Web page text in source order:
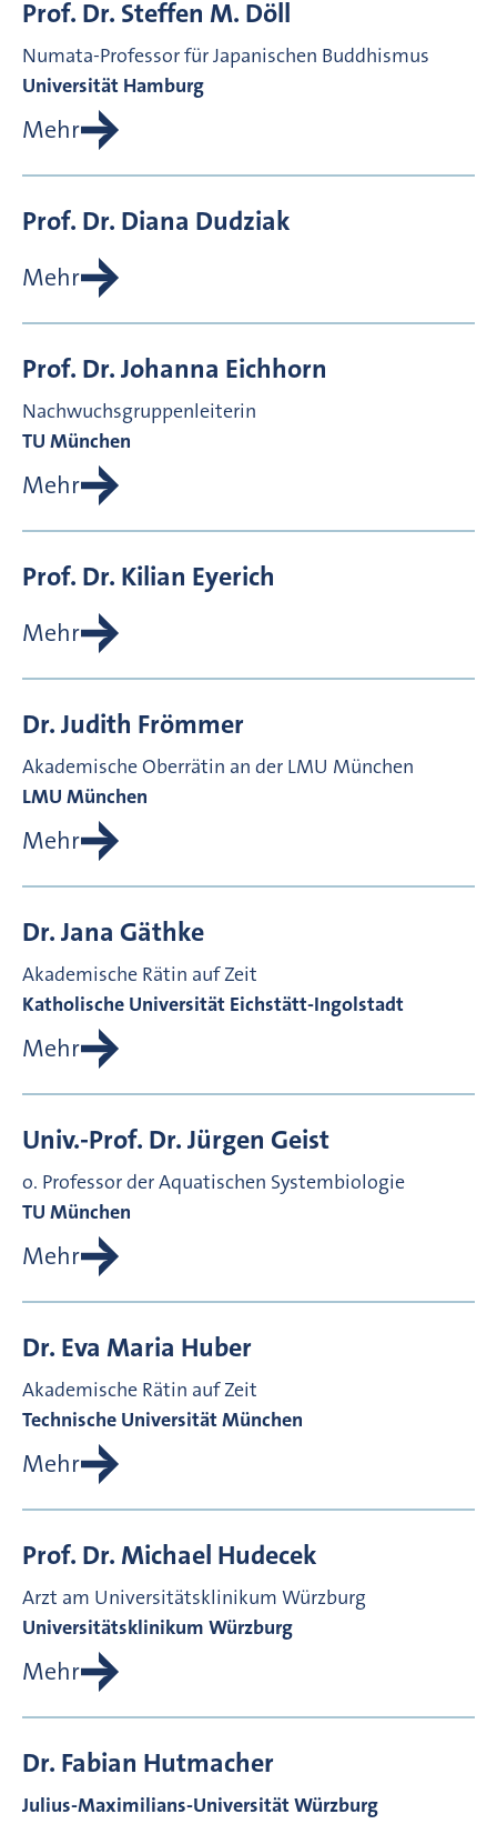
Prof. Dr. Steffen M. Döll
Numata-Professor für Japanischen Buddhismus
Universität Hamburg
Mehr
Prof. Dr. Diana Dudziak
Mehr
Prof. Dr.Johanna Eichhorn
Nachwuchsgruppenleiterin
TU München
Mehr
Prof. Dr. Kilian Eyerich
Mehr
Dr.Judith Frömmer
Akademische Oberrätin an der LMU München
LMU München
Mehr
Dr.Jana Gäthke
Akademische Rätin auf Zeit
Katholische Universität Eichstätt-Ingolstadt
Mehr
Univ.-Prof. Dr.Jürgen Geist
o. Professor der Aquatischen Systembiologie
TU München
Mehr
Dr. Eva Maria Huber
Akademische Rätin auf Zeit
Technische Universität München
Mehr
Prof. Dr.Michael Hudecek
Arzt am Universitätsklinikum Würzburg
Universitätsklinikum Würzburg
Mehr
Dr. Fabian Hutmacher
Julius-Maximilians-Universität Würzburg